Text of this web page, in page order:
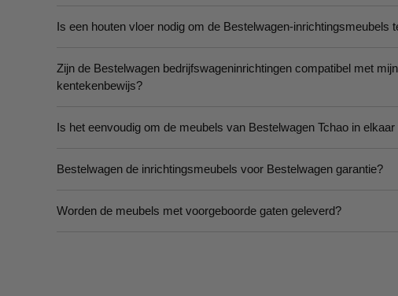
Is een houten vloer nodig om de Bestelwagen-inrichtingsmeubels
Zijn de Bestelwagen bedrijfswageninrichtingen compatibel met mijn
kentekenbewijs?
Is het eenvoudig om de meubels van Bestelwagen Tchao in
Bestelwagen de inrichtingsmeubels voor Bestelwagen garantie?
Worden de meubels met voorgeboorde gaten geleverd?